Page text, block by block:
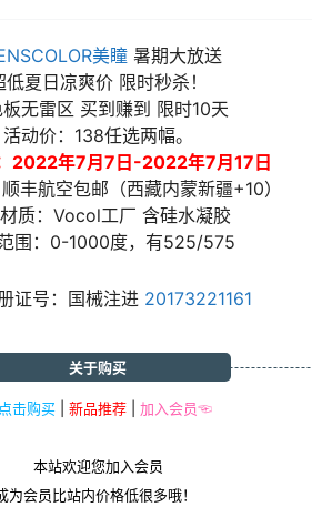
美瞳暑期大放送
低夏日凉爽价 限时秒杀！
无雷区 买到赚到 限时10天
活动价：138任选两幅。
2022年7月7日-2022年7月17日
丰航空包邮️（西藏内蒙新疆+10）
质：Vocol工厂 含硅水凝胶
围：0-1000度，有525/575
证号：国械注进 20173221161
击购买 新品推荐 加入会员☜
关于购买
本站欢迎您加入会员
为会员比站内价格低很多哦！